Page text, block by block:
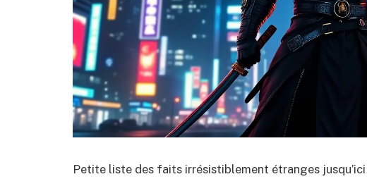
Petite liste des faits irrésistiblement étranges jusqu’ici